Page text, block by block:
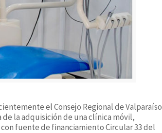
el Consejo Regional de Valparaíso
la adquisición de una clínica móvil,
fuente de financiamiento Circular 33 del